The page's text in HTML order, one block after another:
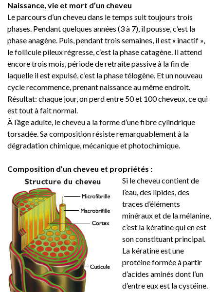
Naissance, vie et mort d’un cheveu
Le parcours d’un cheveu dans le temps suit toujours trois
phases. Pendant quelques années (3 à 7), il pousse, c’est la
phase anagène. Puis, pendant trois semaines, il est « inactif »,
le follicule pileux régresse, c’est la phase catagène. Il attend
encore trois mois, période de retraite passive à la fin de
laquelle il est expulsé, c’est la phase télogène. Et un nouveau
cycle recommence, prenant naissance au même endroit.
Résultat: chaque jour, on perd entre 50 et 100 cheveux, ce qui
est tout à fait normal.
À l’âge adulte, le cheveu a la forme d’une fibre cylindrique
torsadée. Sa composition résiste remarquablement à la
dégradation chimique, mécanique et photochimique.
Composition d’un cheveu et propriétés :
Si le cheveu contient de
l’eau, des lipides, des
traces d’éléments
minéraux et de la mélanine,
c’est la kératine qui en est
son constituant principal.
La kératine est une
protéine formée à partir
d’acides aminés dont l’un
d’entre eux est la cystéine.